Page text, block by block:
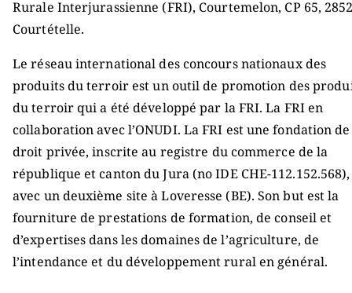
Rurale Interjurassienne (FRI), Courtemelon, CP 65,
Courtételle.
Le réseau international des concours nationaux des
produits du terroir est un outil de promotion des
du terroir qui a été développé par la FRI. La FRI en
collaboration avec l’ONUDI. La FRI est une fondation de
droit privée, inscrite au registre du commerce de la
république et canton du Jura (no IDE CHE-112.152.568),
avec un deuxième site à Loveresse (BE). Son but est la
fourniture de prestations de formation, de conseil et
d’expertises dans les domaines de l’agriculture, de
l’intendance et du développement rural en général.